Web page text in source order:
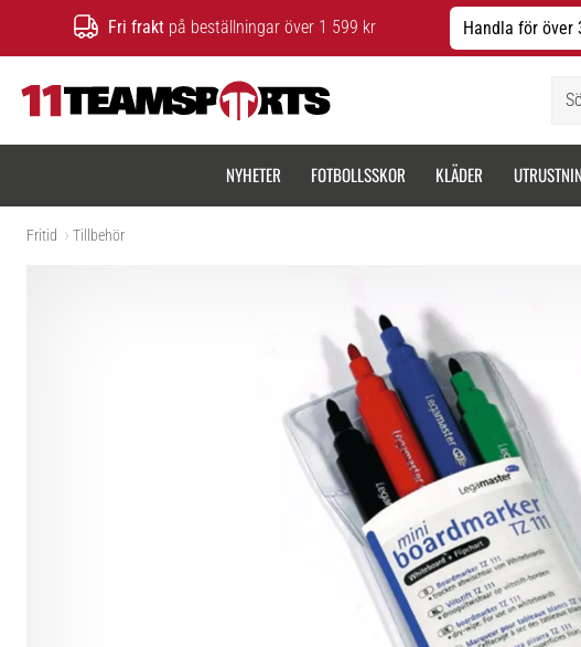
Fri frakt på beställningar över 1 599 kr Handla för över
NYHETER FOTBOLLSSKOR KLÄDER
Fritid Tillbehör